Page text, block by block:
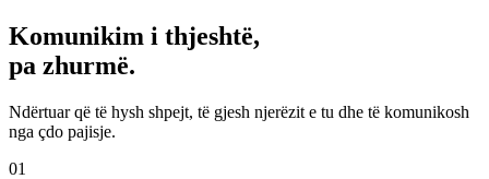
Komunikim i thjeshtë,
pa zhurmë.
Ndërtuar që të hysh shpejt, të gjesh njerëzit e tu dhe të komunikosh
nga çdo pajisje.
01